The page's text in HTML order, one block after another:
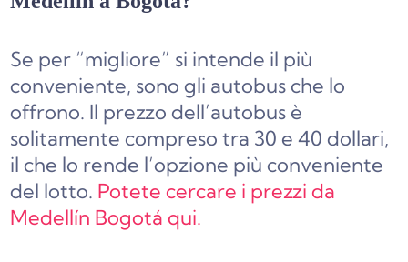
Se per “migliore” si intende il più
conveniente, sono gli autobus che lo
offrono. Il prezzo dell’autobus è
solitamente compreso tra 30 e 40 dollari,
il che lo rende l’opzione più conveniente
del lotto. Potete cercare i prezzi da
Medellín Bogotá qui.